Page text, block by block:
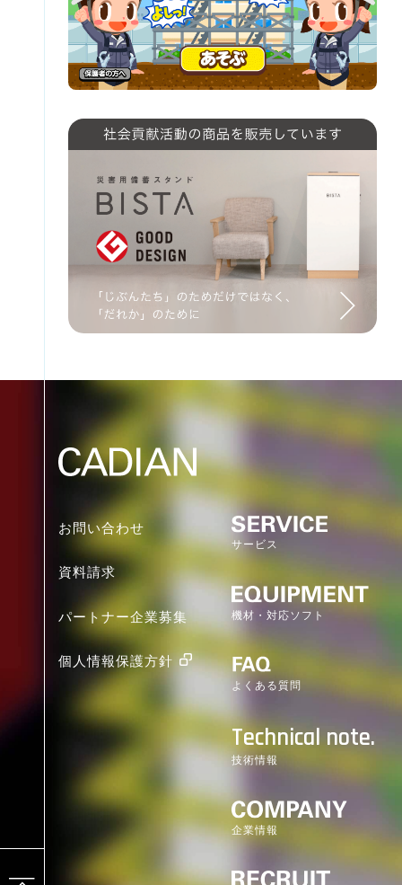
お問い合わせ
資料請求
パートナー企業募集
個人情報保護方針
サービス
機材・対応ソフト
よくある質問
Technical note.
技術情報
企業情報